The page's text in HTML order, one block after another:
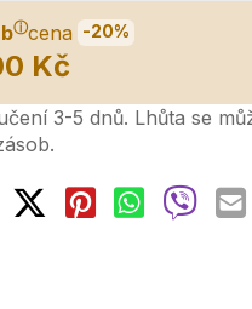
ⓘcena -20%
Kč
3-5 dnů. Lhůta se